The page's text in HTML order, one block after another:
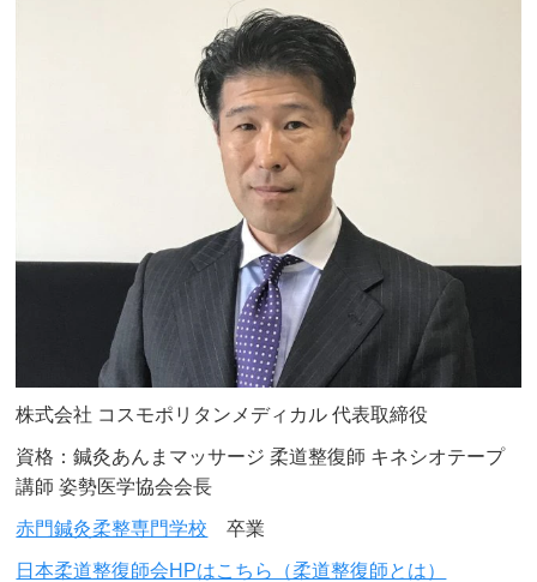
株式会社 コスモポリタンメディカル 代表取締役
資格：鍼灸あんまマッサージ 柔道整復師 キネシオテープ
講師 姿勢医学協会会長
赤門鍼灸柔整専門学校 卒業
日本柔道整復師会HPはこちら（柔道整復師とは）